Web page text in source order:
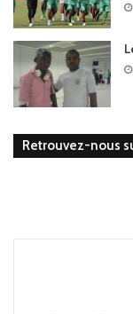
Retrouvez-nous